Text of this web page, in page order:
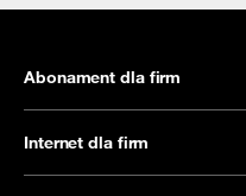
Abonament dla firm
Internet dla firm